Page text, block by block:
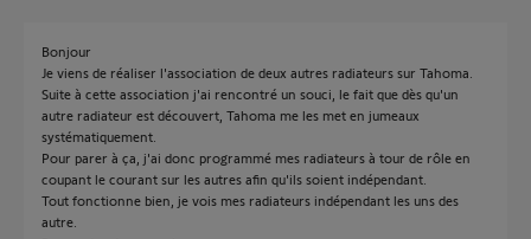
Bonjour
Je viens de réaliser l'association de deux autres radiateurs sur Tahoma.
Suite à cette association j'ai rencontré un souci, le fait que dès qu'un
autre radiateur est découvert, Tahoma me les met en jumeaux
systématiquement.
Pour parer à ça, j'ai donc programmé mes radiateurs à tour de rôle en
coupant le courant sur les autres afin qu'ils soient indépendant.
Tout fonctionne bien, je vois mes radiateurs indépendant les uns des
autre.